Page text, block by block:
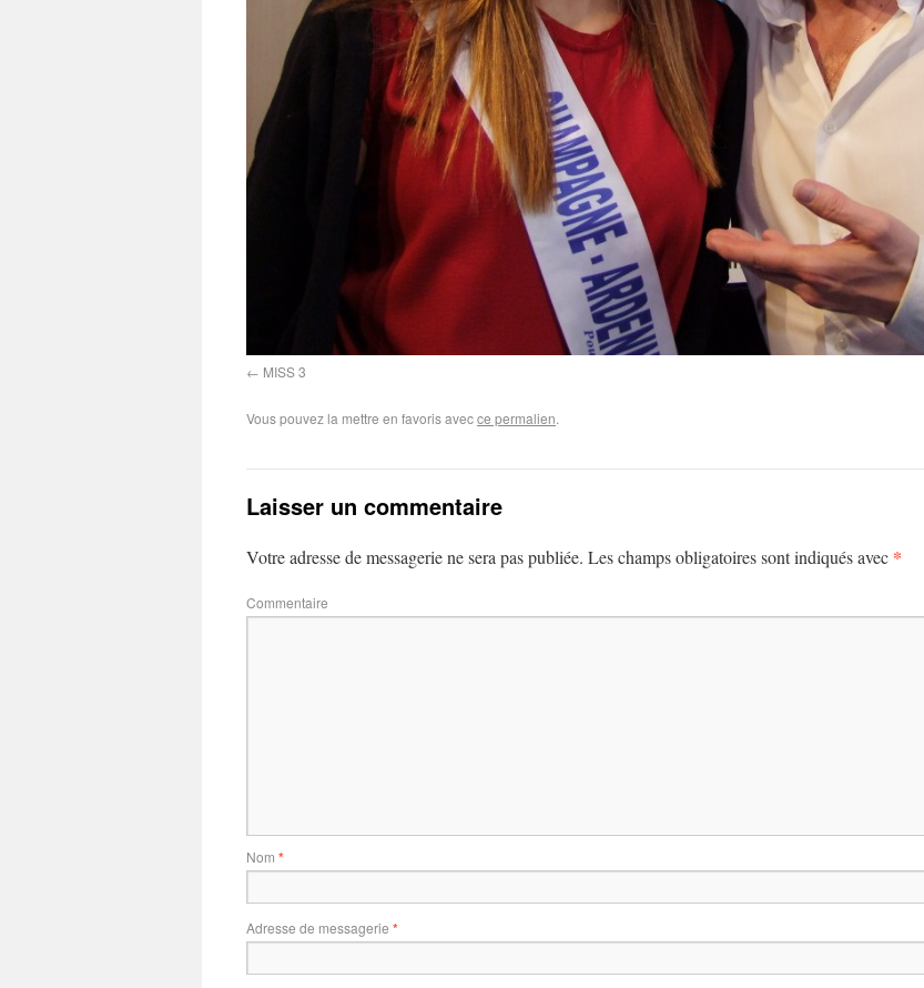
MISS 3
Vous pouvez la mettre en favoris avecce permalien.
Laisser un commentaire
Votre adresse de messagerie ne sera pas publiée. Les champs obligatoires sont indiqués avec *
Commentaire
Nom *
Adresse de messagerie *